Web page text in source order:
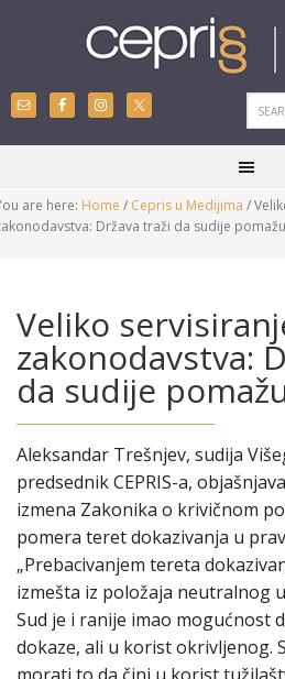
are here: Home / Cepris u Medijima /
Država traži da sudije
Veliko
zakonodavstva:
da sudije
Aleksandar Trešnjev, sudija
predsednik CEPRIS-a,
izmena Zakonika o krivičnom
pomera teret dokazivanja u
„Prebacivanjem tereta
izmešta iz položaja neutralnog
Sud je i ranije imao mogućnost
dokaze, ali u korist okrivljenog.